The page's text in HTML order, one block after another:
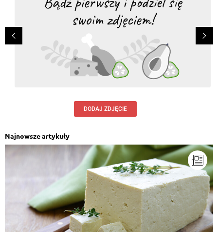
DODAJ ZDJĘCIE
Najnowsze artykuły